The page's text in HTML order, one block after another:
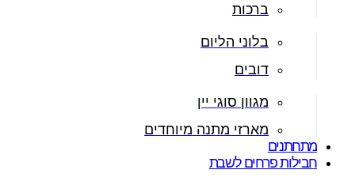
ברכות
בלוני הליום
דובים
מגוון סוגי יין
מארזי מתנה מיוחדים
מתחתנים
חבילות פרחים לשבת